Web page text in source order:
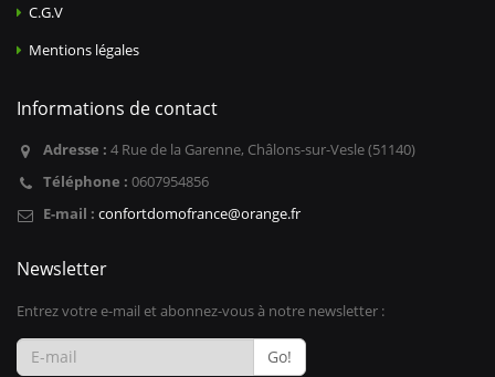
C.G.V
Mentions légales
Informations de contact
Adresse : 4 Rue de la Garenne, Châlons-sur-Vesle (51140)
Téléphone : 0607954856
E-mail : confortdomofrance@orange.fr
Newsletter
Entrez votre e-mail et abonnez-vous à notre newsletter :
Go!